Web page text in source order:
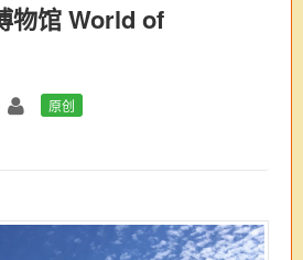
物馆 World of
原创